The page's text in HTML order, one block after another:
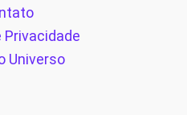
Privacidade
Universo